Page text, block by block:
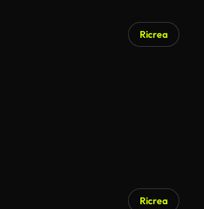
Ricrea
Ricrea